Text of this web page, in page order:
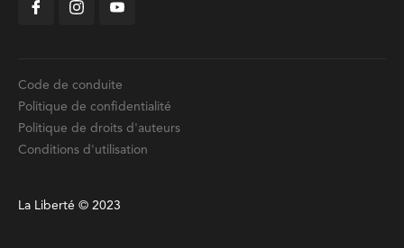
Code de conduite
Politique de confidentialité
Politique de droits d'auteurs
Conditions d'utilisation
La Liberté © 2023